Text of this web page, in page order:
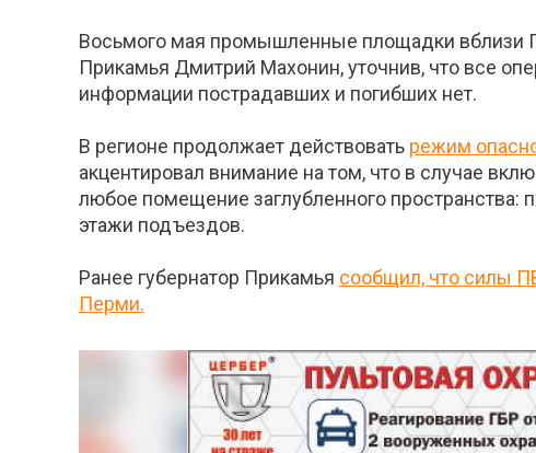
Восьмого мая промышленные площадки вблизи
Прикамья Дмитрий Махонин, уточнив, что все
информации пострадавших и погибших нет.
В регионе продолжает действовать режим
акцентировал внимание на том, что в случае
любое помещение заглубленного
этажи подъездов.
Ранее губернатор Прикамья сообщил, что силы
Перми.